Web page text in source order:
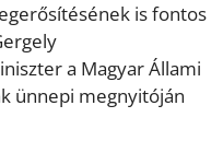
is fontos
a Magyar Állami
ünnepi megnyitóján